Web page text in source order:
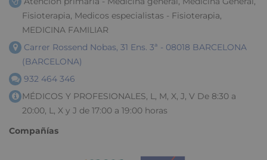
Fisioterapia, Medicos especialistas - Fisioterapia,
MEDICINA FAMILIAR
Carrer Rossend Nobas, 31 Ens. 3ª - 08018 BARCELONA
(BARCELONA)
932 464 346
MÉDICOS Y PROFESIONALES, L, M, X, J, V De 8:30 a
20:00, L, X y J de 17:00 a 19:00 horas
Compañías